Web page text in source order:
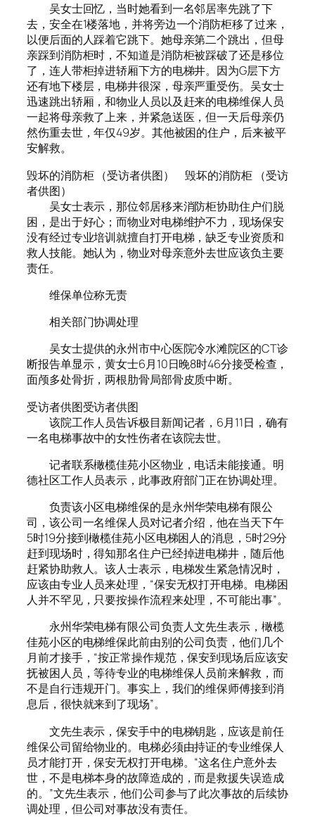
吴女士回忆，当时她看到一名邻居率先跳了下
去，安全在1楼落地，并将旁边一个消防柜移了过来，
以便后面的人踩着它跳下。她母亲第二个跳出，但母
亲踩到消防柜时，不知道是消防柜被踩破了还是移位
了，连人带柜掉进轿厢下方的电梯井。因为G层下方
还有地下楼层，电梯井很深，母亲严重受伤。吴女士
迅速跳出轿厢，和物业人员以及赶来的电梯维保人员
一起将母亲救了上来，并紧急送医，但一天后母亲仍
然伤重去世，年仅49岁。其他被困的住户，后来被平
安解救。
毁坏的消防柜 （受访者供图） 毁坏的消防柜 （受访
者供图）
吴女士表示，那位邻居移来消防柜协助住户们脱
困，是出于好心；而物业对电梯维护不力，现场保安
没有经过专业培训就擅自打开电梯，缺乏专业资质和
救人技能。她认为，物业对母亲意外去世应该负主要
责任。
维保单位称无责
相关部门协调处理
吴女士提供的永州市中心医院冷水滩院区的CT诊
断报告单显示，黄女士6月10日晚8时46分接受检查，
面颅多处骨折，两根肋骨局部骨皮质中断。
受访者供图受访者供图
该院工作人员告诉极目新闻记者，6月11日，确有
一名电梯事故中的女性伤者在该院去世。
记者联系橄榄佳苑小区物业，电话未能接通。明
德社区工作人员表示，此事政府部门正在协调处理。
负责该小区电梯维保的是永州华荣电梯有限公
司，该公司一名维保人员对记者介绍，他在当天下午
5时19分接到橄榄佳苑小区电梯困人的消息，5时29分
赶到现场时，得知那名住户已经掉进电梯井，随后他
赶紧协助救人。该人士表示，电梯发生紧急情况时，
应该由专业人员来处理，“保安无权打开电梯。电梯困
人并不罕见，只要按操作流程来处理，不可能出事”。
永州华荣电梯有限公司负责人文先生表示，橄榄
佳苑小区的电梯维保此前由别的公司负责，他们几个
月前才接手，“按正常操作规范，保安到现场后应该安
抚被困人员，等待专业的电梯维保人员前来解救，而
不是自行违规开门。事实上，我们的维保师傅接到消
息后，很快就来到了现场”。
文先生表示，保安手中的电梯钥匙，应该是前任
维保公司留给物业的。电梯必须由持证的专业维保人
员才能打开，保安无权打开电梯。“这名住户意外去
世，不是电梯本身的故障造成的，而是救援失误造成
的。”文先生表示，他们公司参与了此次事故的后续协
调处理，但公司对事故没有责任。